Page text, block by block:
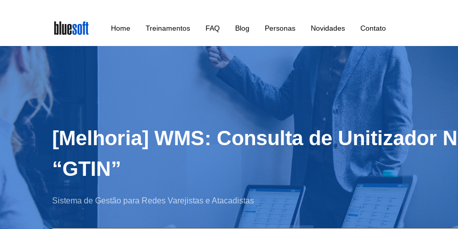
main
content
Home Treinamentos FAQ Blog Personas Novidades Contato
[Melhoria] WMS: Consulta de Unitizador
“GTIN”
Sistema de Gestão para Redes Varejistas e Atacadistas